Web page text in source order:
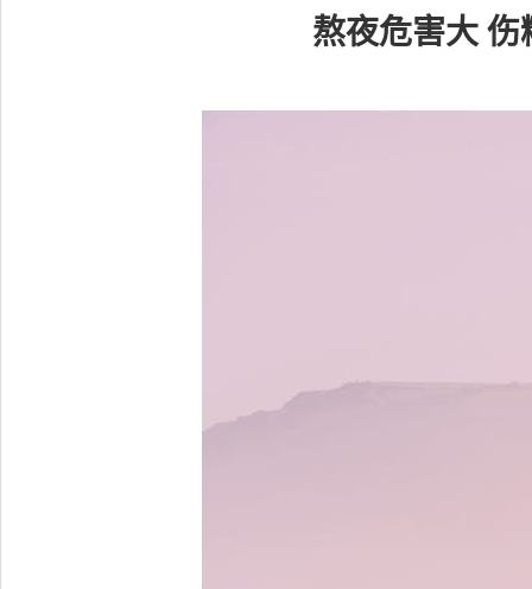
熬夜危害大 伤